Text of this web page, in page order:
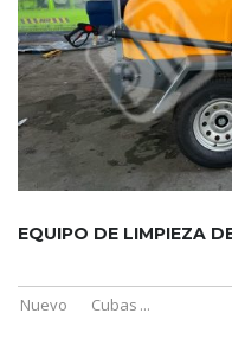
Nuevo Cubas ...